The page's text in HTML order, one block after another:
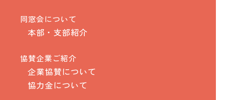
同窓会について
本部・支部紹介
協賛企業ご紹介
企業協賛について
協力金について